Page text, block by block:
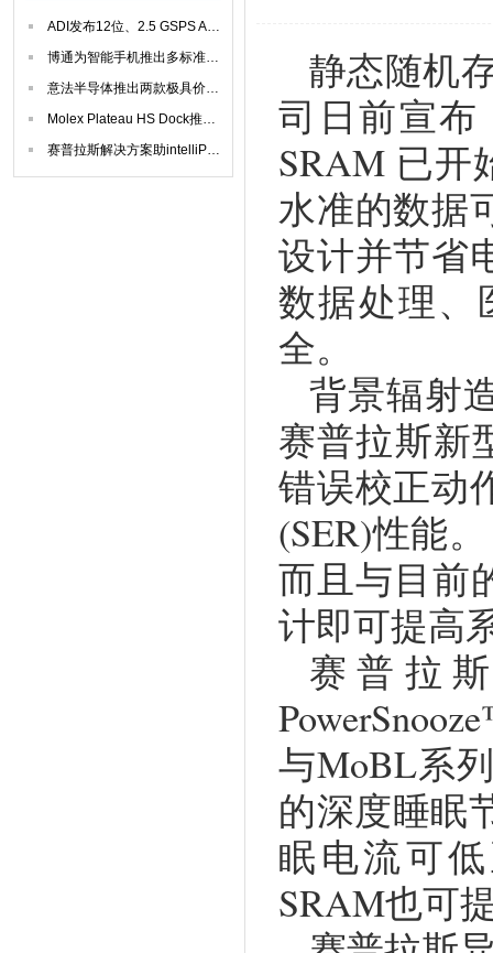
ADI发布12位、2.5 GSPS ADC
博通为智能手机推出多标准无线充电单芯片解决方案
意法半导体推出两款极具价格竞争力、封装尺寸精巧的微控制器
Molex Plateau HS Dock推出提升速度的连接器系统
赛普拉斯解决方案助intelliPaper将纸片变身USB闪存
静态随机
司日前宣布
SRAM 已开
水准的数据
设计并节省
数据处理、
全。
背景辐射
赛普拉斯新
错误校正动
(SER)性能
而且与目前
计即可提高
赛普拉
与MoBL系
的深度睡眠
眠电流可低
SRAM也可